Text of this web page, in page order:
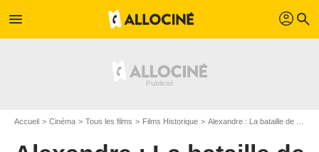
menu profil search
Accueil Cinéma Tous les films Films Historique Alexandre : La bataille de la Neva